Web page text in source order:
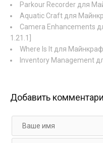
Parkour Recorder для
Aquatic Craft для
Camera Enhancements
1.21.1]
Where Is It для
Inventory Management
Добавить